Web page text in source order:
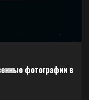
фотографии в